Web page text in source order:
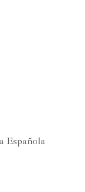
Española